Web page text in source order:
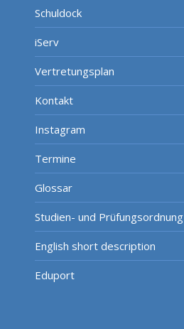
Schuldock
iServ
Vertretungsplan
Kontakt
Instagram
Termine
Glossar
Studien- und Prüfungsordnung
English short description
Eduport